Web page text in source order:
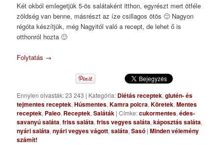
Két okból emlegetjük 5-ös salátaként itthon, egyrészt mert ötféle
zöldség van benne, másrészt az íze csillagos ötös 🙂 Nagyon
régóta készítjük, még Nagyitól való a recept, de lehet ő is
otthonról hozta 🙂
Folytatás →
Ennyien olvasták: 23 243 | Kategória: Diétás receptek,glutén- és
tejmentes receptek,Húsmentes,Kamra polcra,Köretek,Mentes
receptek, Paleo, Receptek,Saláták |Címke:cukormentes,édes-
savanyú saláta,friss saláta,friss vegyes saláta,káposztás saláta,
nyári saláta,nyári vegyes vágott,saláta,Sasó |Minden vélemény
számít!